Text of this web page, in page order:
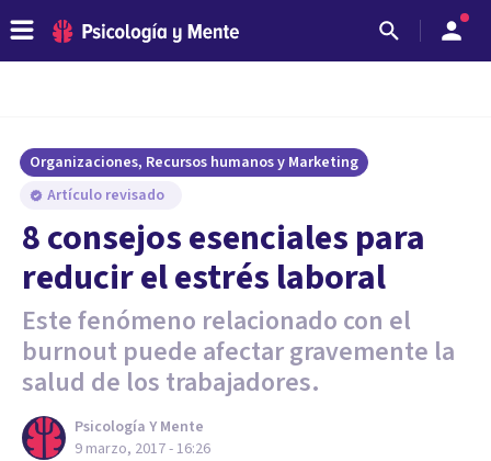
Organizaciones, Recursos humanos y Marketing
Artículo revisado
8 consejos esenciales para
reducir el estrés laboral
Este fenómeno relacionado con el
burnout puede afectar gravemente la
salud de los trabajadores.
Psicología Y Mente
9 marzo, 2017 - 16:26